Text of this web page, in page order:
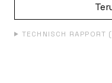
TECHNISCH RAPPORT